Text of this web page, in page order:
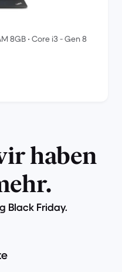
8GB • Core i3 - Gen 8
haben
Black Friday.